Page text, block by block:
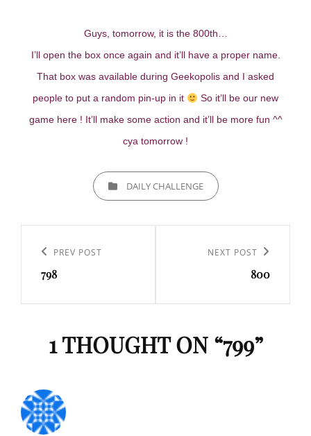
Guys, tomorrow, it is the 800th…
I’ll open the box once again and it’ll have a proper name.
That box was available during Geekopolis and I asked
people to put a random pin-up in it
So it’ll be our new
game here ! It’ll make some action and it’ll be more fun ^^
cya tomorrow !
CATEGORIESDAILY CHALLENGE
l’article
Previous
Post
PREV POST
798
NEXT POST
800
1 THOUGHT ON “799”